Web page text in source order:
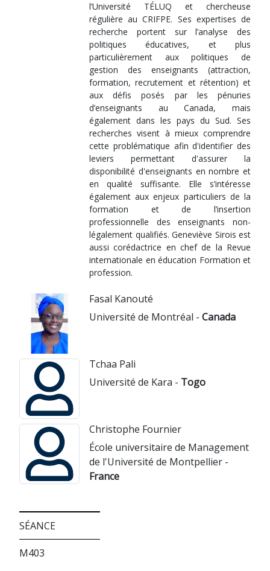
l’Université TÉLUQ et chercheuse
régulière au CRIFPE. Ses expertises de
recherche portent sur l’analyse des
politiques éducatives, et plus
particulièrement aux politiques de
gestion des enseignants (attraction,
formation, recrutement et rétention) et
aux défis posés par les pénuries
d’enseignants au Canada, mais
également dans les pays du Sud. Ses
recherches visent à mieux comprendre
cette problématique afin d'identifier des
leviers permettant d'assurer la
disponibilité d'enseignants en nombre et
en qualité suffisante. Elle s’intéresse
également aux enjeux particuliers de la
formation et de l’insertion
professionnelle des enseignants non-
légalement qualifiés. Geneviève Sirois est
aussi corédactrice en chef de la Revue
internationale en éducation Formation et
profession.
Fasal Kanouté
Université de Montréal - Canada
Tchaa Pali
Université de Kara - Togo
Christophe Fournier
École universitaire de Management
de l'Université de Montpellier -
France
SÉANCE
M403